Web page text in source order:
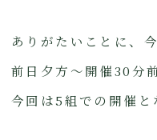
ありがたいことに、
前日夕方〜開催30分
今回は5組での開催と